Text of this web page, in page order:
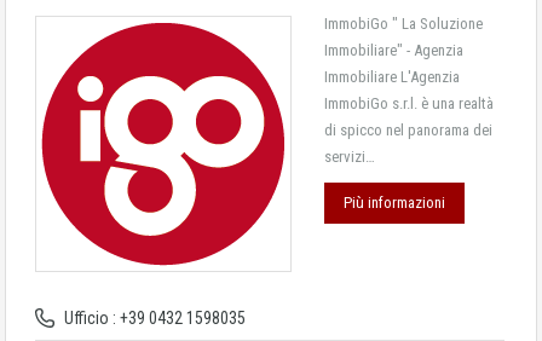
Ufficio : +39 0432 1598035
ImmobiGo " La Soluzione
Immobiliare" - Agenzia
Immobiliare L'Agenzia
ImmobiGo s.r.l. è una realtà
di spicco nel panorama dei
servizi…
Più informazioni